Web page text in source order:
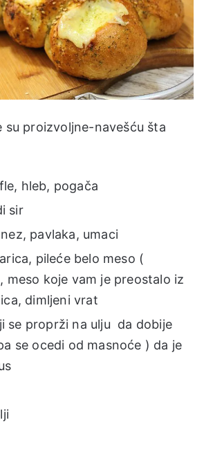
su proizvoljne-navešću šta
hleb, pogača
sir
pavlaka, umaci
pileće belo meso (
meso koje vam je preostalo iz
dimljeni vrat
se proprži na ulju da dobije
se ocedi od masnoće ) da je